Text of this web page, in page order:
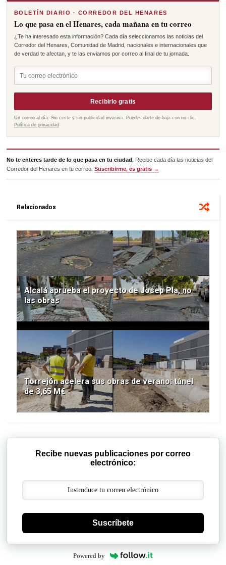
BOLETÍN DIARIO · CORREDOR DEL HENARES
Lo que pasa en el Henares, cada mañana en tu correo
¿Te ha interesado esta información? Cada día seleccionamos las noticias del
Corredor del Henares, Comunidad de Madrid, nacionales e internacionales que
de verdad te afectan, y te las enviamos por correo al final de tu jornada.
Recibirlo gratis
Un correo al día. Sin coste y sin publicidad invasiva. Puedes darte de baja con un clic.
Política de privacidad
No te enteres tarde de lo que pasa en tu ciudad. Recibe cada día las noticias del
Corredor del Henares en tu correo.Suscribirme, es gratis →
Relacionados
Alcalá aprueba el proyecto de Josep Pla, no
las obras
Torrejón acelera sus obras de verano: túnel
de 3,65 M€
Recibe nuevas publicaciones por correo
electrónico:
Suscríbete
Powered by